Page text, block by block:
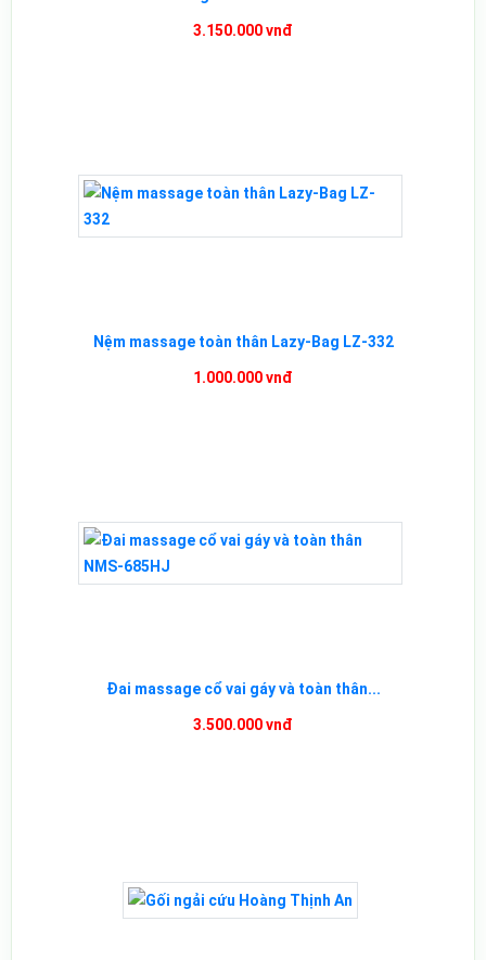
3.150.000 vnđ
Nệm massage toàn thân Lazy-Bag LZ-332
1.000.000 vnđ
Đai massage cổ vai gáy và toàn thân...
3.500.000 vnđ